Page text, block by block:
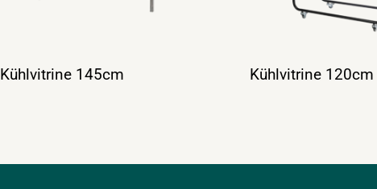
Kühlvitrine 145cm Kühlvitrine 120cm